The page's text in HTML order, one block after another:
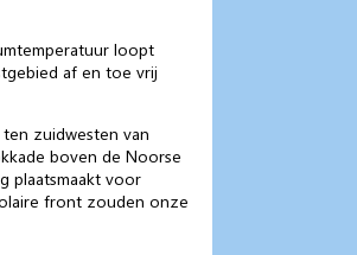
loopt
af en toe vrij
zuidwesten van
boven de Noorse
plaatsmaakt voor
front zouden onze